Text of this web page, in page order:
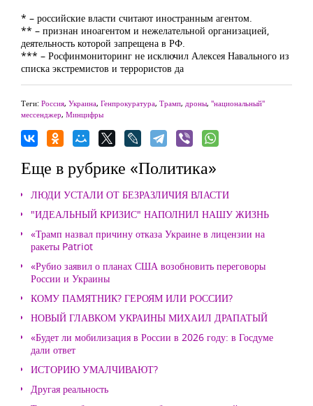
* – российские власти считают иностранным агентом.
** – признан иноагентом и нежелательной организацией,
деятельность которой запрещена в РФ.
*** – Росфинмониторинг не исключил Алексея Навального из
списка экстремистов и террористов да
Теги: Россия, Украина, Генпрокуратура, Трамп, дроны, "национальный"
мессенджер, Минцифры
Еще в рубрике «Политика»
ЛЮДИ УСТАЛИ ОТ БЕЗРАЗЛИЧИЯ ВЛАСТИ
"ИДЕАЛЬНЫЙ КРИЗИС" НАПОЛНИЛ НАШУ ЖИЗНЬ
«Трамп назвал причину отказа Украине в лицензии на
ракеты Patriot
«Рубио заявил о планах США возобновить переговоры
России и Украины
КОМУ ПАМЯТНИК? ГЕРОЯМ ИЛИ РОССИИ?
НОВЫЙ ГЛАВКОМ УКРАИНЫ МИХАИЛ ДРАПАТЫЙ
«Будет ли мобилизация в России в 2026 году: в Госдуме
дали ответ
ИСТОРИЮ УМАЛЧИВАЮТ?
Другая реальность